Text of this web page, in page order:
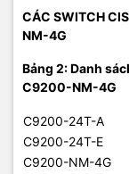
CÁC SWITCH
NM-4G
Bảng 2: Danh
C9200-NM-4G
C9200-24T-A
C9200-24T-E
C9200-NM-4G